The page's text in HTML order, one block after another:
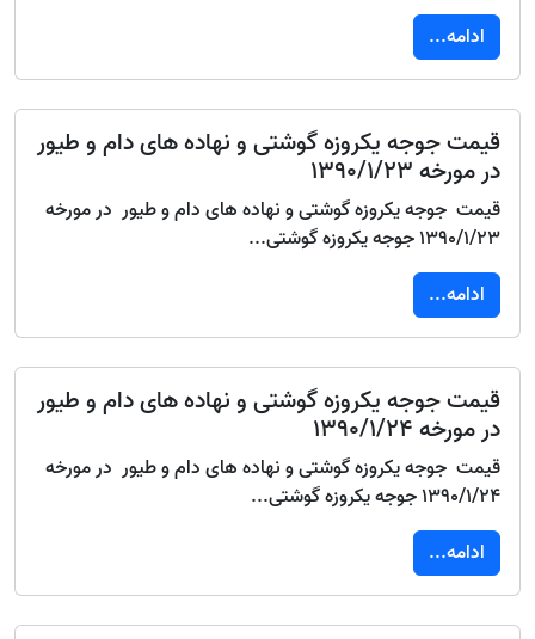
ادامه...
قیمت جوجه یکروزه گوشتی و نهاده های دام و طیور
در مورخه 1390/1/23
قیمت جوجه یکروزه گوشتی و نهاده های دام و طیور در مورخه
1390/1/23 جوجه یکروزه گوشتی...
ادامه...
قیمت جوجه یکروزه گوشتی و نهاده های دام و طیور
در مورخه 1390/1/24
قیمت جوجه یکروزه گوشتی و نهاده های دام و طیور در مورخه
1390/1/24 جوجه یکروزه گوشتی...
ادامه...